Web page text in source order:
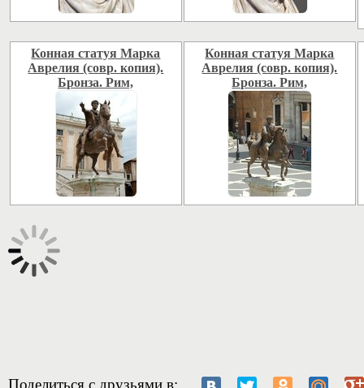
Конная статуя Марка
Аврелия (совр. копия).
Бронза. Рим,
Конная статуя Марка
Аврелия (совр. копия).
Бронза. Рим,
Поделиться с друзьями в: